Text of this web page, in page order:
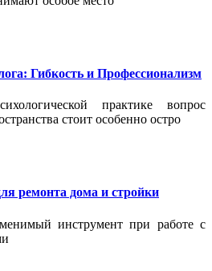
Гибкость и Профессионализм
практике вопрос
стоит особенно остро
ремонта дома и стройки
инструмент при работе с